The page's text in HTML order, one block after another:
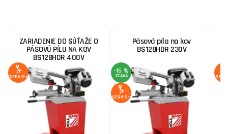
ZARIADENIE DO SÚŤAŽE O
PÁSOVÚ PÍLU NA KOV
BS128HDR 400V
SERVIS+
Pásová píla na kov
BS128HDR 230V
-15 %
ZĽAVA
SERVIS+